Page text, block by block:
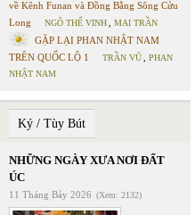
về Kênh Funan và Đồng Bằng Sông Cửu
Long
NGÔ THẾ VINH MAI TRẦN
GẶP LẠI PHAN NHẬT NAM
TRÊN QUỐC LỘ 1
TRẦN VŨ
PHAN
NHẬT NAM
Ký / Tùy Bút
NHỮNG NGÀY XƯA NƠI ĐẤT
ÚC
11 Tháng Bảy 2026 (Xem: 2132)